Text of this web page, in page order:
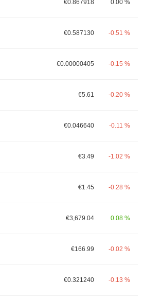
€0.867918 0.00 %
€0.587130 -0.51 %
€0.00000405 -0.15 %
€5.61 -0.20 %
€0.046640 -0.11 %
€3.49 -1.02 %
€1.45 -0.28 %
€3,679.04 0.08 %
€166.99 -0.02 %
€0.321240 -0.13 %